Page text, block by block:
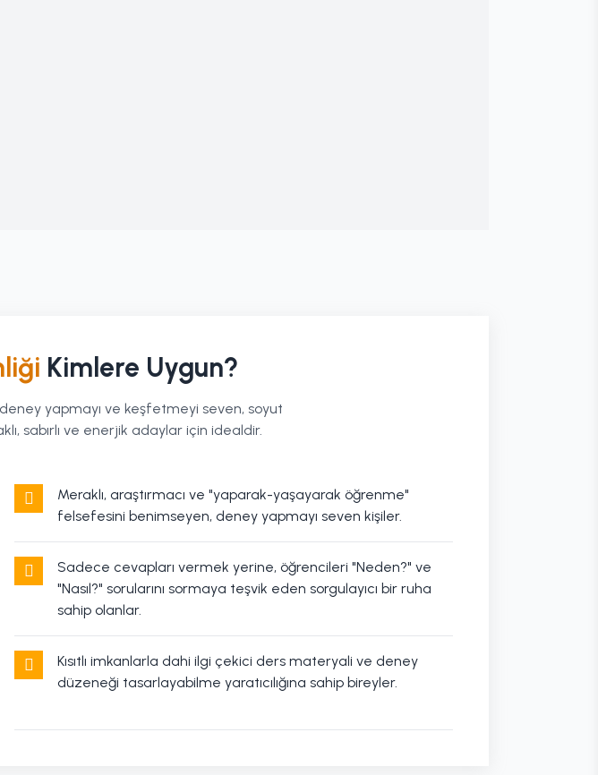
Kimlere Uygun?
yapmayı ve keşfetmeyi seven, soyut
sabırlı ve enerjik adaylar için idealdir.
Meraklı, araştırmacı ve "yaparak-yaşayarak öğrenme"
felsefesini benimseyen, deney yapmayı seven kişiler.
Sadece cevapları vermek yerine, öğrencileri "Neden?" ve
"Nasıl?" sorularını sormaya teşvik eden sorgulayıcı bir ruha
sahip olanlar.
Kısıtlı imkanlarla dahi ilgi çekici ders materyali ve deney
düzeneği tasarlayabilme yaratıcılığına sahip bireyler.